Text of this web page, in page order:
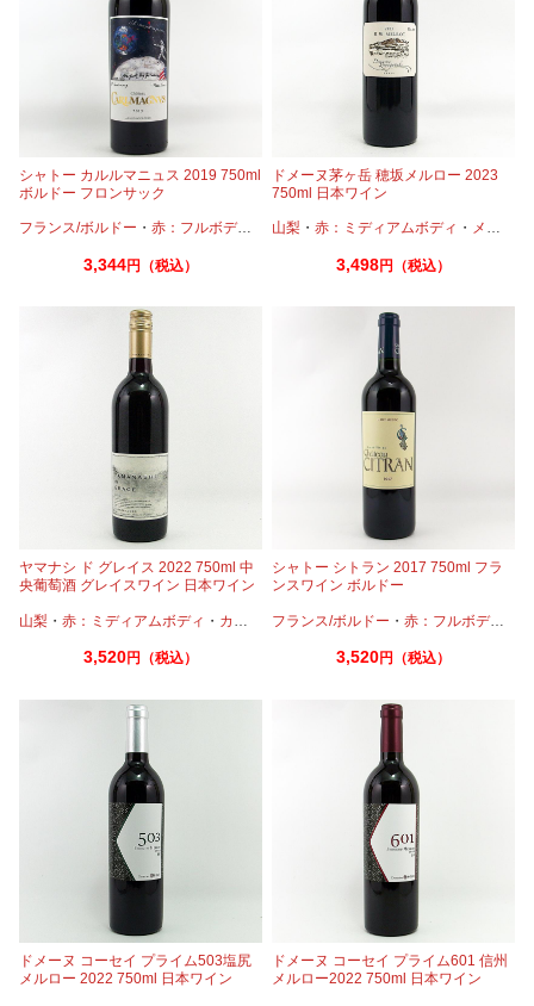
シャトー カルルマニュス 2019 750ml
ボルドー フロンサック
フランス/ボルドー ・ 赤：フルボディ カベルネフラン・メルロー
3,344円（税込）
ドメーヌ茅ヶ岳 穂坂メルロー 2023
750ml 日本ワイン
山梨 ・赤：ミディアムボディ ・ メルロー
3,498円（税込）
ヤマナシ ド グレイス 2022 750ml 中
央葡萄酒 グレイスワイン 日本ワイン
山梨 ・ 赤：ミディアムボディ ・ カベルネ ・カベルネフラン ・メルロー・マスカ
3,520円（税込）
シャトー シトラン 2017 750ml フラ
ンスワイン ボルドー
フランス/ボルドー ・赤：フルボディ
3,520円（税込）
ドメーヌ コーセイ プライム503塩尻
メルロー 2022 750ml 日本ワイン
ドメーヌ コーセイ プライム601 信州
メルロー2022 750ml 日本ワイン